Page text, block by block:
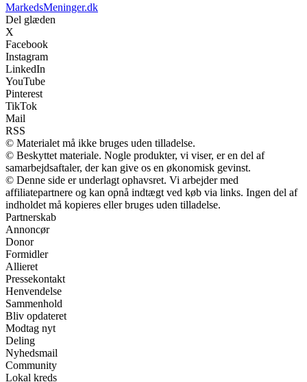
MarkedsMeninger.dk
Del glæden
X
Facebook
Instagram
LinkedIn
YouTube
Pinterest
TikTok
Mail
RSS
© Materialet må ikke bruges uden tilladelse.
© Beskyttet materiale. Nogle produkter, vi viser, er en del af
samarbejdsaftaler, der kan give os en økonomisk gevinst.
© Denne side er underlagt ophavsret. Vi arbejder med
affiliatepartnere og kan opnå indtægt ved køb via links. Ingen del af
indholdet må kopieres eller bruges uden tilladelse.
Partnerskab
Annoncør
Donor
Formidler
Allieret
Pressekontakt
Henvendelse
Sammenhold
Bliv opdateret
Modtag nyt
Deling
Nyhedsmail
Community
Lokal kreds